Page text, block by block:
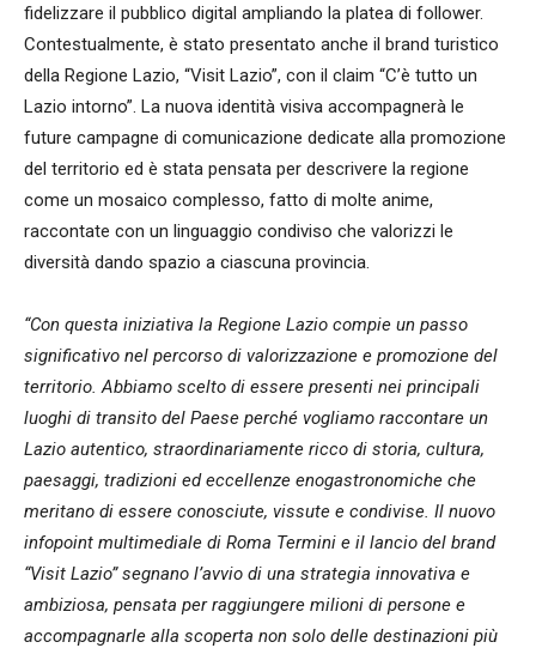
fidelizzare il pubblico digital ampliando la platea di follower.
Contestualmente, è stato presentato anche il brand turistico
della Regione Lazio, “Visit Lazio”, con il claim “C’è tutto un
Lazio intorno”. La nuova identità visiva accompagnerà le
future campagne di comunicazione dedicate alla promozione
del territorio ed è stata pensata per descrivere la regione
come un mosaico complesso, fatto di molte anime,
raccontate con un linguaggio condiviso che valorizzi le
diversità dando spazio a ciascuna provincia.
“Con questa iniziativa la Regione Lazio compie un passo
significativo nel percorso di valorizzazione e promozione del
territorio. Abbiamo scelto di essere presenti nei principali
luoghi di transito del Paese perché vogliamo raccontare un
Lazio autentico, straordinariamente ricco di storia, cultura,
paesaggi, tradizioni ed eccellenze enogastronomiche che
meritano di essere conosciute, vissute e condivise. Il nuovo
infopoint multimediale di Roma Termini e il lancio del brand
“Visit Lazio” segnano l’avvio di una strategia innovativa e
ambiziosa, pensata per raggiungere milioni di persone e
accompagnarle alla scoperta non solo delle destinazioni più